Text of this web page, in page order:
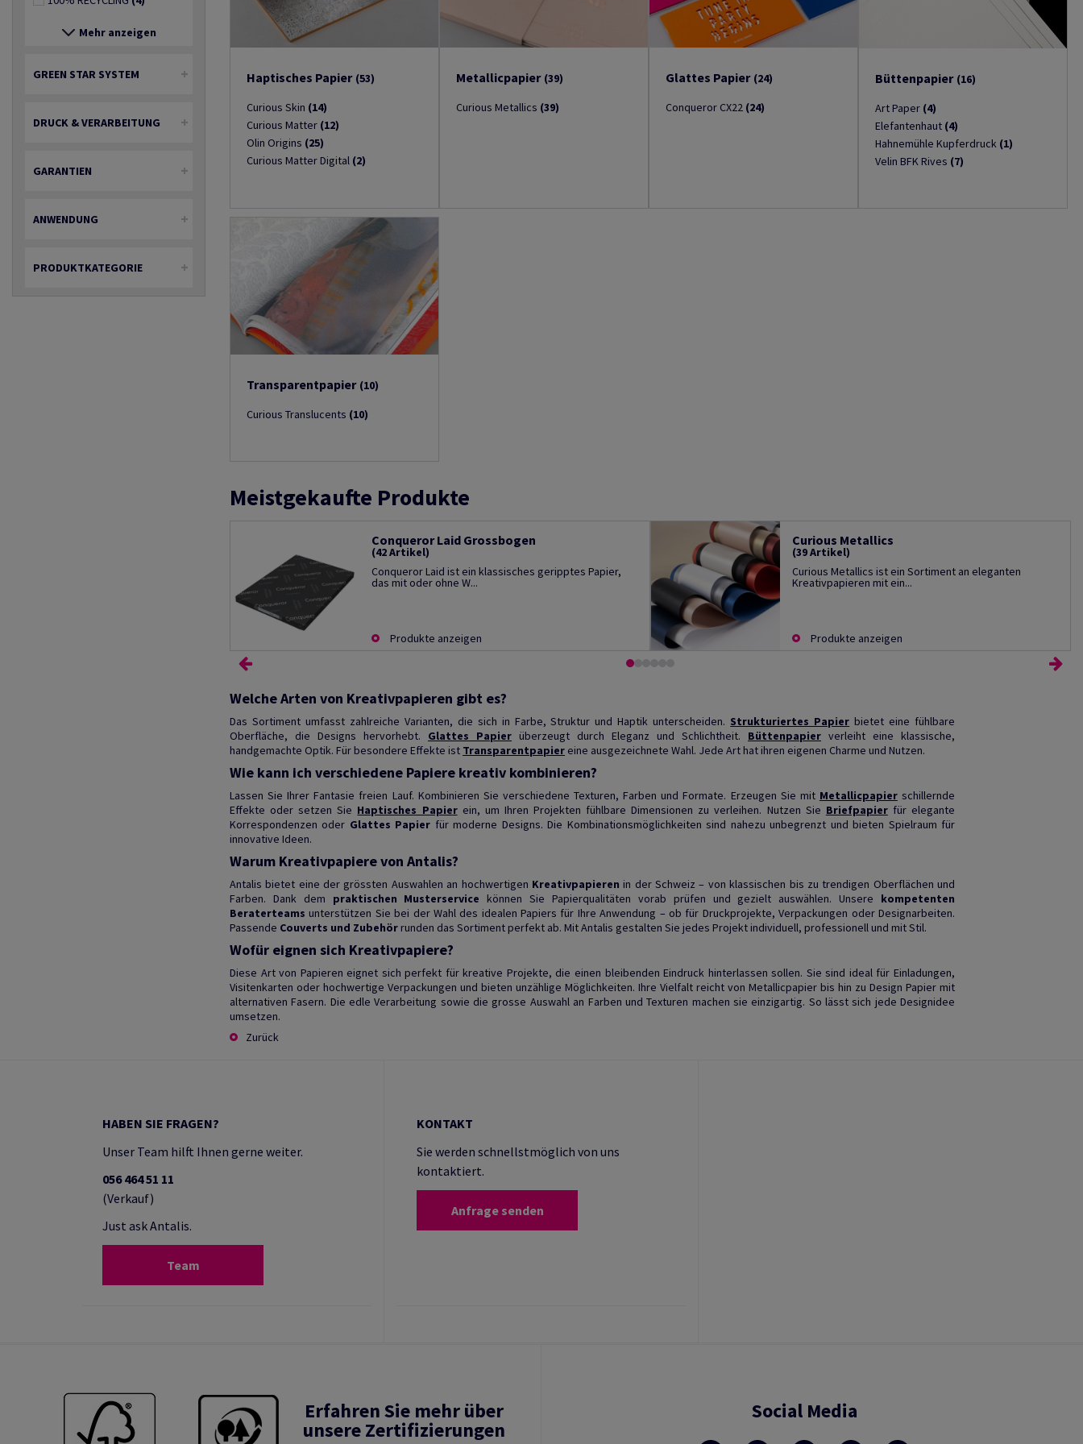
Mehr anzeigen
GREEN STAR SYSTEM
DRUCK & VERARBEITUNG
GARANTIEN
ANWENDUNG
PRODUKTKATEGORIE
Haptisches Papier (53)
Curious Skin (14)
Curious Matter (12)
Olin Origins (25)
Curious Matter Digital (2)
Metallicpapier (39)
Curious Metallics (39)
Glattes Papier (24)
Conqueror CX22 (24)
Büttenpapier (16)
Art Paper (4)
Elefantenhaut (4)
Hahnemühle Kupferdruck (1)
Velin BFK Rives (7)
Transparentpapier (10)
Curious Translucents (10)
Meistgekaufte Produkte
Conqueror Laid Grossbogen
(42 Artikel)
Conqueror Laid ist ein klassisches geripptes Papier,
das mit oder ohne W...
Produkte anzeigen
Curious Metallics
(39 Artikel)
Curious Metallics ist ein Sortiment an eleganten
Kreativpapieren mit ein...
Produkte anzeigen
Welche Arten von Kreativpapieren gibt es?
Das Sortiment umfasst zahlreiche Varianten, die sich in Farbe, Struktur und Haptik unterscheiden. Strukturiertes Papier bietet eine fühlbare
Oberfläche, die Designs hervorhebt. Glattes Papier überzeugt durch Eleganz und Schlichtheit. Büttenpapier verleiht eine klassische,
handgemachte Optik. Für besondere Effekte ist Transparentpapier eine ausgezeichnete Wahl. Jede Art hat ihren eigenen Charme und Nutzen.
Wie kann ich verschiedene Papiere kreativ kombinieren?
Lassen Sie Ihrer Fantasie freien Lauf. Kombinieren Sie verschiedene Texturen, Farben und Formate. Erzeugen Sie mit Metallicpapierschillernde
Effekte oder setzen Sie Haptisches Papierein, um Ihren Projekten fühlbare Dimensionen zu verleihen. Nutzen Sie Briefpapierfür elegante
Korrespondenzen oder Glattes Papier für moderne Designs. Die Kombinationsmöglichkeiten sind nahezu unbegrenzt und bieten Spielraum für
innovative Ideen.
Warum Kreativpapiere von Antalis?
Antalis bietet eine der grössten Auswahlen an hochwertigen Kreativpapieren in der Schweiz – von klassischen bis zu trendigen Oberflächen und
Farben. Dank dem praktischen Musterservice können Sie Papierqualitäten vorab prüfen und gezielt auswählen. Unsere kompetenten
Beraterteams unterstützen Sie bei der Wahl des idealen Papiers für Ihre Anwendung – ob für Druckprojekte, Verpackungen oder Designarbeiten.
Passende Couverts und Zubehörrunden das Sortiment perfekt ab. Mit Antalis gestalten Sie jedes Projekt individuell, professionell und mit Stil.
Wofür eignen sich Kreativpapiere?
Diese Art von Papieren eignet sich perfekt für kreative Projekte, die einen bleibenden Eindruck hinterlassen sollen. Sie sind ideal für Einladungen,
Visitenkarten oder hochwertige Verpackungen und bieten unzählige Möglichkeiten. Ihre Vielfalt reicht von Metallicpapier bis hin zu Design Papier mit
alternativen Fasern. Die edle Verarbeitung sowie die grosse Auswahl an Farben und Texturen machen sie einzigartig. So lässt sich jede Designidee
umsetzen.
Zurück
HABEN SIE FRAGEN?
Unser Team hilft Ihnen gerne weiter.
056 464 51 11
(Verkauf)
Just ask Antalis.
Team
KONTAKT
Sie werden schnellstmöglich von uns
kontaktiert.
Anfrage senden
Erfahren Sie mehr über
unsere Zertifizierungen
Social Media